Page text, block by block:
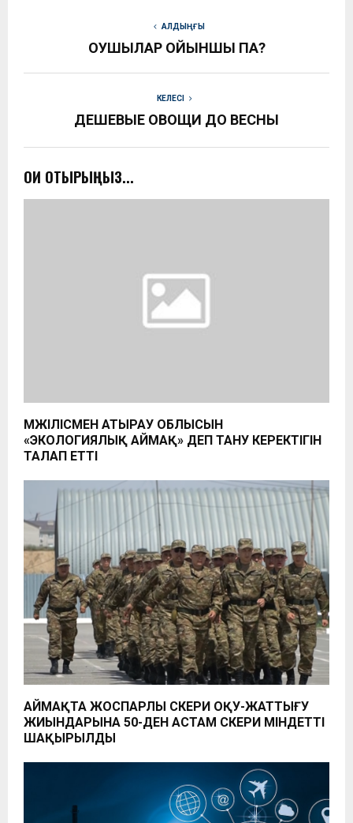
АЛДЫҢҒЫ
ОҚУШЫЛАР ОЙЫНШЫҚ ПА?
КЕЛЕСІ
ДЕШЕВЫЕ ОВОЩИ ДО ВЕСНЫ
ОҚИ ОТЫРЫҢЫЗ...
МӘЖІЛІСМЕН АТЫРАУ ОБЛЫСЫН
«ЭКОЛОГИЯЛЫҚ АЙМАҚ» ДЕП ТАНУ КЕРЕКТІГІН
ТАЛАП ЕТТІ
АЙМАҚТА ЖОСПАРЛЫ ӘСКЕРИ ОҚУ-ЖАТТЫҒУ
ЖИЫНДАРЫНА 50-ДЕН АСТАМ ӘСКЕРИ МІНДЕТТІ
ШАҚЫРЫЛДЫ